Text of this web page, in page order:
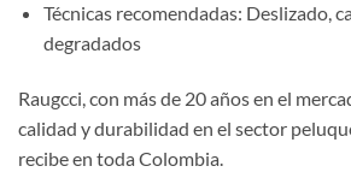
Técnicas recomendadas: Deslizado,
degradados
Raugcci, con más de 20 años en el
calidad y durabilidad en el sector
recibe en toda Colombia.